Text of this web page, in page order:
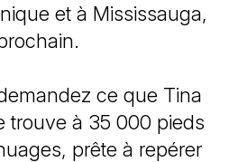
et à Mississauga,
ce que Tina
trouve à 35 000 pieds
prête à repérer